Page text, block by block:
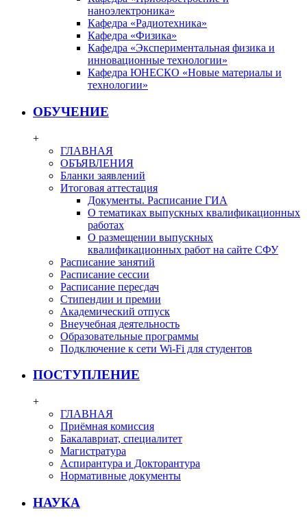
наноэлектроника»
Кафедра «Радиотехника»
Кафедра «Физика»
Кафедра «Экспериментальная физика и
инновационные технологии»
Кафедра ЮНЕСКО «Новые материалы и
технологии»
ОБУЧЕНИЕ
+
ГЛАВНАЯ
ОБЪЯВЛЕНИЯ
Бланки заявлений
Итоговая аттестация
Документы. Расписание ГИА
О тематиках выпускных квалификационных
работах
О размещении выпускных
квалификационных работ на сайте СФУ
Расписание занятий
Расписание сессии
Расписание пересдач
Стипендии и премии
Академический отпуск
Внеучебная деятельность
Образовательные программы
Подключение к сети Wi-Fi для студентов
ПОСТУПЛЕНИЕ
+
ГЛАВНАЯ
Приёмная комиссия
Бакалавриат, специалитет
Магистратура
Аспирантура и Докторантура
Нормативные документы
НАУКА